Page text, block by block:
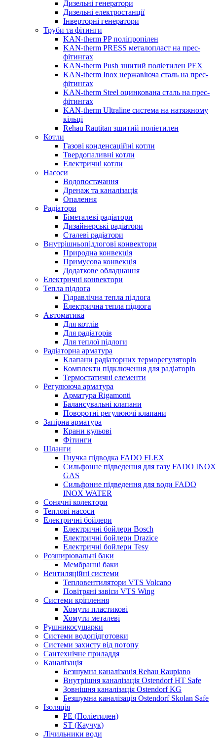
Дизельні генератори
Дизельні електростанції
Інверторні генератори
Труби та фітинги
KAN-therm PP поліпропілен
KAN-therm PRESS металопласт на прес-
фітингах
KAN-therm Push зшитий поліетилен PEX
KAN-therm Inox нержавіюча сталь на прес-
фітингах
KAN-therm Steel оцинкована сталь на прес-
фітингах
KAN-therm Ultraline система на натяжному
кільці
Rehau Rautitan зшитий поліетилен
Котли
Газові конденсаційні котли
Твердопаливні котли
Електричні котли
Насоси
Водопостачання
Дренаж та каналізація
Опалення
Радіатори
Біметалеві радіатори
Дизайнерські радіатори
Сталеві радіатори
Внутрішньопідлогові конвектори
Природна конвекція
Примусова конвекція
Додаткове обладнання
Електричні конвектори
Тепла підлога
Гідравлічна тепла підлога
Електрична тепла підлога
Автоматика
Для котлів
Для радіаторів
Для теплої підлоги
Радіаторна арматура
Клапани радіаторних терморегуляторів
Комплекти підключення для радіаторів
Термостатичні елементи
Регулююча арматура
Арматура Rigamonti
Балансувальні клапани
Поворотні регулюючі клапани
Запірна арматура
Крани кульові
Фітинги
Шланги
Гнучка підводка FADO FLEX
Сильфонне підведення для газу FADO INOX
GAS
Сильфонне підведення для води FADO
INOX WATER
Сонячні колектори
Теплові насоси
Електричні бойлери
Електричні бойлери Bosch
Електричні бойлери Drazice
Електричні бойлери Tesy
Розширювальні баки
Мембранні баки
Вентиляційні системи
Тепловентилятори VTS Volcano
Повітряні завіси VTS Wing
Системи кріплення
Хомути пластикові
Хомути металеві
Рушникосушарки
Системи водопідготовки
Системи захисту від потопу
Сантехнічне приладдя
Каналізація
Безшумна каналізація Rehau Raupiano
Внутрішня каналізація Ostendorf HT Safe
Зовнішня каналізація Ostendorf KG
Безшумна каналізація Ostendorf Skolan Safe
Ізоляція
PE (Поліетилен)
ST (Каучук)
Лічильники води